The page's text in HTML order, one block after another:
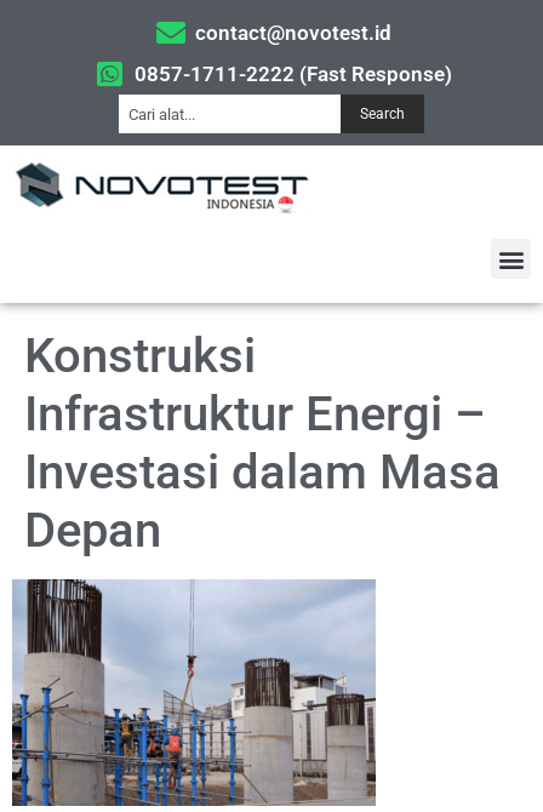
contact@novotest.id
0857-1711-2222 (Fast Response)
Search
Konstruksi
Infrastruktur Energi –
Investasi dalam Masa
Depan